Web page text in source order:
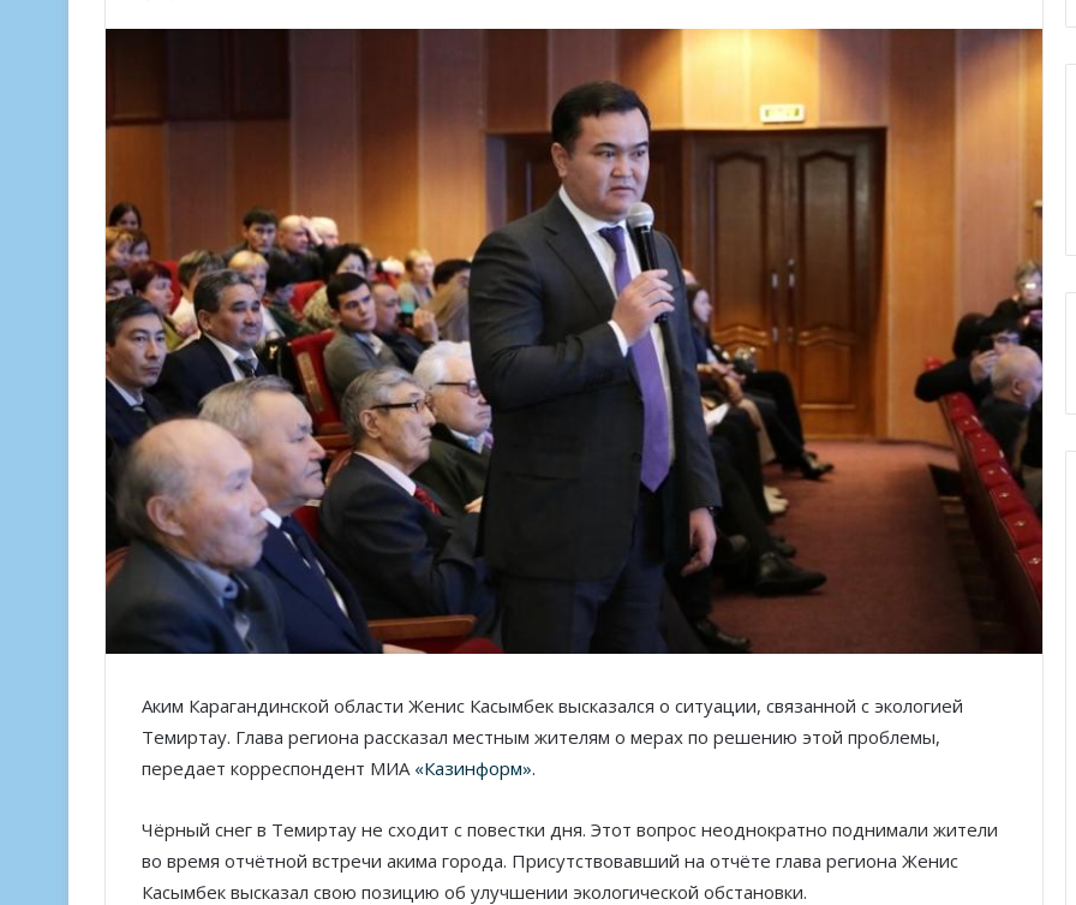
Аким Карагандинской области Женис Касымбек высказался о ситуации, связанной с экологией
Темиртау. Глава региона рассказал местным жителям о мерах по решению этой проблемы,
передает корреспондент МИА «Казинформ».
Чёрный снег в Темиртау не сходит с повестки дня. Этот вопрос неоднократно поднимали жители
во время отчётной встречи акима города. Присутствовавший на отчёте глава региона Женис
Касымбек высказал свою позицию об улучшении экологической обстановки.